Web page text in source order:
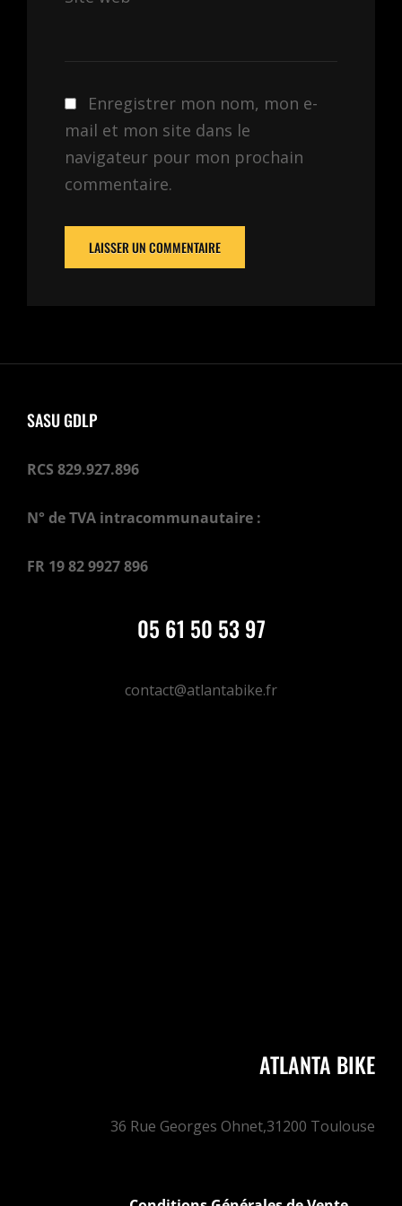
Enregistrer mon nom, mon e-
mail et mon site dans le
navigateur pour mon prochain
commentaire.
SASU GDLP
RCS 829.927.896
N° de TVA intracommunautaire :
FR 19 82 9927 896
05 61 50 53 97
contact@atlantabike.fr
ATLANTA BIKE
36 Rue Georges Ohnet,31200 Toulouse